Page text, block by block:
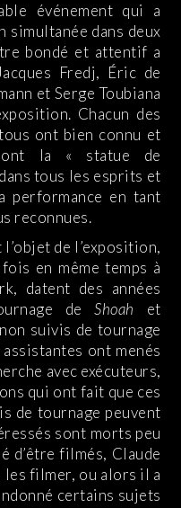
événement qui a
simultanée dans deux
bondé et attentif a
Fredj, Éric de
et Serge Toubiana
Chacun des
ont bien connu et
la « statue de
tous les esprits et
performance en tant
reconnues.
de l’exposition,
en même temps à
datent des années
deShoah et
suivis de tournage
ont menés
avec exécuteurs,
qui ont fait que ces
de tournage peuvent
sont morts peu
d’être filmés, Claude
les filmer, ou alors il a
certains sujets